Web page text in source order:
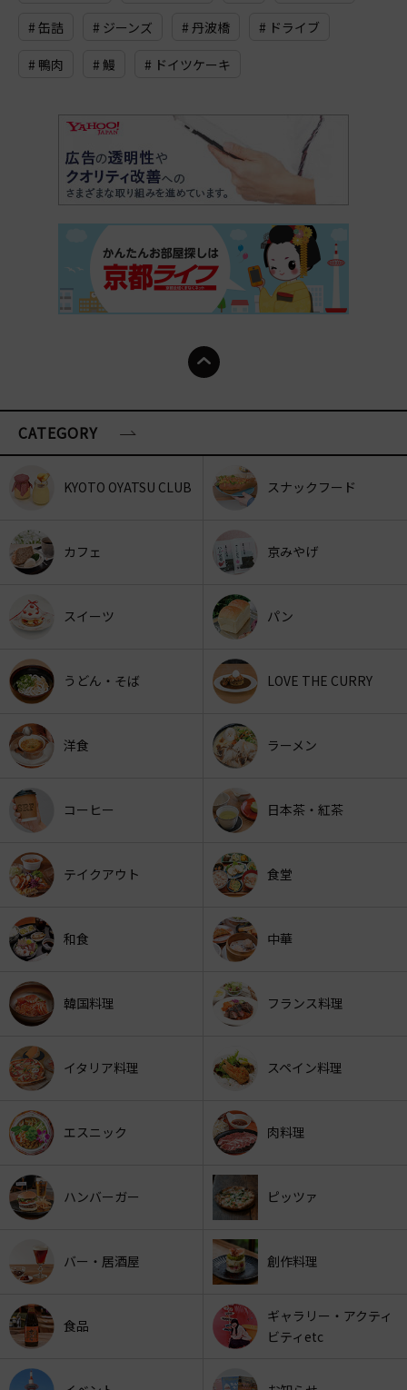
# 缶詰 # ジーンズ # 丹波橋 # ドライブ
# 鴨肉 # 鰻 # ドイツケーキ
CATEGORY
KYOTO OYATSU CLUB スナックフード
カフェ 京みやげ
スイーツ パン
うどん・そば LOVE THE CURRY
洋食 ラーメン
コーヒー 日本茶・紅茶
テイクアウト 食堂
和食 中華
韓国料理 フランス料理
イタリア料理 スペイン料理
エスニック 肉料理
ハンバーガー ピッツァ
バー・居酒屋 創作料理
食品
ギャラリー・アクティ
ビティetc